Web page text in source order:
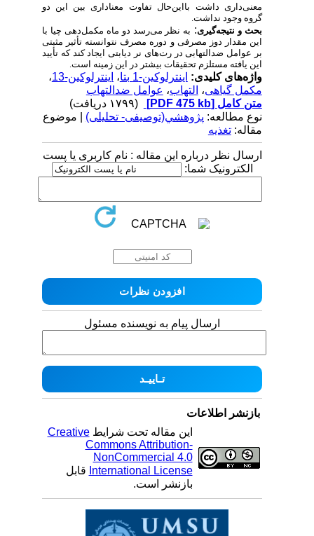
معنی‌داری داشت بااین‌حال تفاوت معناداری بین این دو
گروه وجود نداشت.
بحث و نتیجه‌گیری :به نظر می‌رسد دو ماه مکمل‌دهی چیا با
این مقدار دوز مصرفی و دوره مصرف نتوانسته تأثیر مثبتی
بر عوامل ضدالتهابی در رت‎‌های نر دیابتی ایجاد کند که تأیید
این یافته مستلزم تحقیقات بیشتر در این زمینه است.
واژه‌های کلیدی:اینترلوکین-1 بتا ،اینترلوکین-13
،
مکمل گیاهی،التهاب،عوامل ضدالتهاب
متن کامل[PDF 475 kb]
نوع مطالعه:پژوهشي(توصیفی- تحلیلی) | موضوع
مقاله:تغذیه
ارسال نظر درباره این مقاله : نام کاربری یا پست
الکترونیک شما:
ارسال پیام به نویسنده مسئول
بازنشر اطلاعات
این مقاله تحت شرایطCreative
Commons Attribution-
NonCommercial 4.0
International Licenseقابل
بازنشر است.